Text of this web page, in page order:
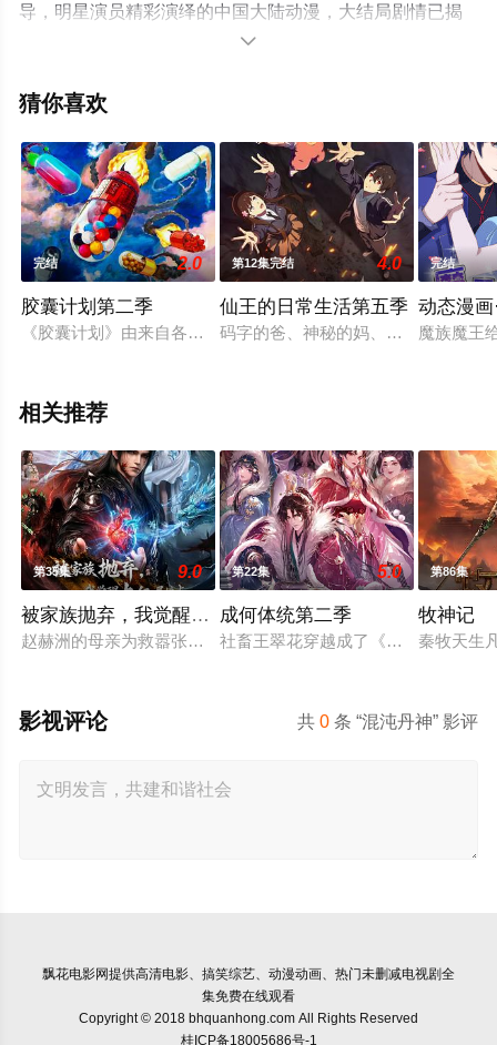
导，明星演员精彩演绎的中国大陆动漫，大结局剧情已揭
晓（1-150全集），手机免费观看高清无删减完整版动漫全
猫或剧情网等平台了解。

猜你喜欢
完结 2.0
胶囊计划第二季
《胶囊计划》由来自各行业、具有成熟动画制作经验的专业团
第12集完结 4.0
仙王的日常生活第五季
码字的爸、神秘的妈、全新的妹妹和
完结
动态漫
魔族魔王
相关推荐
第35集 9.0
被家族抛弃，我觉醒九亿属性点
赵赫洲的母亲为救嚣张跋扈的长女赵馨儿，不惜在身怀六甲之
第22集 5.0
成何体统第二季
社畜王翠花穿越成了《恶魔宠妃》中
第86集
牧神记
秦牧天生
共0 条 “混沌丹神” 影评
影视评论
飘花电影网提供高清电影、搞笑综艺、动漫动画、热门未删减电视剧全
集免费在线观看
Copyright © 2018 bhquanhong.com All Rights Reserved
桂ICP备18005686号-1